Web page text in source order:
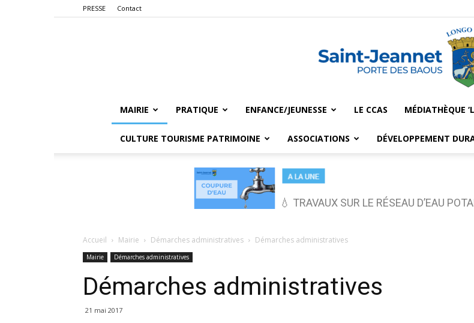
PRESSE Contact
Saint-
MAIRIE PRATIQUE ENFANCE/JEUNESSE LE CCAS MÉDIATHÈQUE
CULTURE TOURISME PATRIMOINE ASSOCIATIONS DÉVELOPPEMENT
💧 TRAVAUX SUR LE RÉSEAU D’EAU
Accueil Mairie Démarches administratives Démarches administratives
Mairie Démarches administratives
Démarches administratives
21 mai 2017